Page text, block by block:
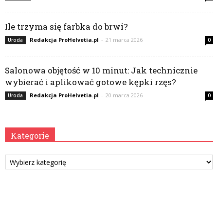
Ile trzyma się farbka do brwi?
Uroda Redakcja ProHelvetia.pl - 21 marca 2026 0
Salonowa objętość w 10 minut: Jak technicznie
wybierać i aplikować gotowe kępki rzęs?
Uroda Redakcja ProHelvetia.pl - 20 marca 2026 0
Kategorie
Kategorie